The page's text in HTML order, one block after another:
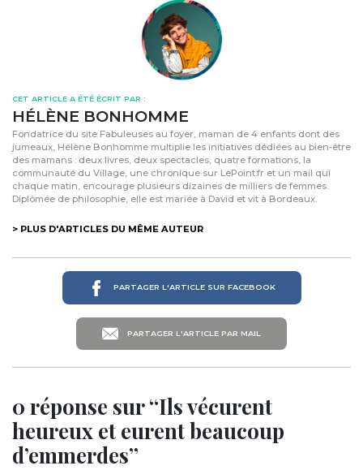
CET ARTICLE A ÉTÉ ÉCRIT PAR :
HÉLÈNE BONHOMME
Fondatrice du site Fabuleuses au foyer, maman de 4 enfants dont des
jumeaux, Hélène Bonhomme multiplie les initiatives dédiées au bien-être
des mamans : deux livres, deux spectacles, quatre formations, la
communauté du Village, une chronique sur LePoint.fr et un mail qui
chaque matin, encourage plusieurs dizaines de milliers de femmes.
Diplômée de philosophie, elle est mariée à David et vit à Bordeaux.
> PLUS D'ARTICLES DU MÊME AUTEUR
PARTAGER L'ARTICLE SUR FACEBOOK
PARTAGER L'ARTICLE PAR MAIL
0 réponse sur “Ils vécurent
heureux et eurent beaucoup
d’emmerdes”